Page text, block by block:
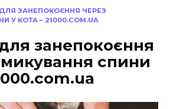
ЗАНЕПОКОЄННЯ ЧЕРЕЗ
КОТА – 21000.COM.UA
занепокоєння
спини